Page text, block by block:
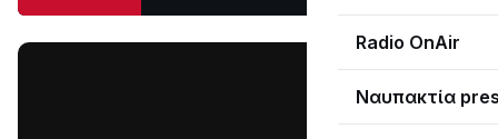
Radio OnAir
Ναυπακτία